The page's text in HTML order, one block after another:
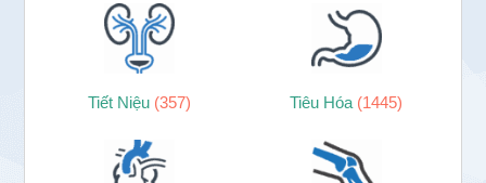
Tiết Niệu (357) Tiêu Hóa (1445)